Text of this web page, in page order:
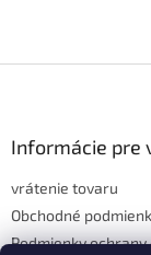
Informácie pre
vrátenie tovaru
Obchodné
Podmienky